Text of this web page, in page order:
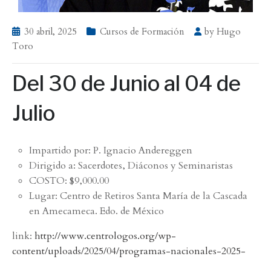
30 abril, 2025 Cursos de Formación by Hugo
Toro
Del 30 de Junio al 04 de
Julio
Impartido por: P. Ignacio Andereggen
Dirigido a: Sacerdotes, Diáconos y Seminaristas
COSTO: $9,000.00
Lugar: Centro de Retiros Santa María de la Cascada
en Amecameca. Edo. de México
link: http://www.centrologos.org/wp-
content/uploads/2025/04/programas-nacionales-2025-